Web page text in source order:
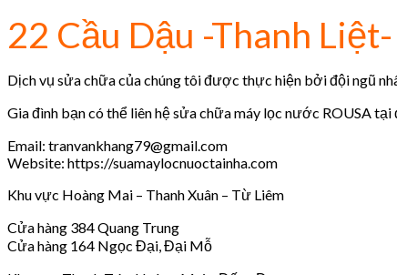
22 Cầu Dậu -Thanh
Dịch vụ sửa chữa của chúng tôi được thực hiện bởi đội ngũ
Gia đình bạn có thể liên hệ sửa chữa máy lọc nước ROUSA
Email: tranvankhang79@gmail.com
Website: https://suamaylocnuoctainha.com
Khu vực Hoàng Mai – Thanh Xuân – Từ Liêm
Cửa hàng 384 Quang Trung
Cửa hàng 164 Ngọc Đại, Đại Mỗ